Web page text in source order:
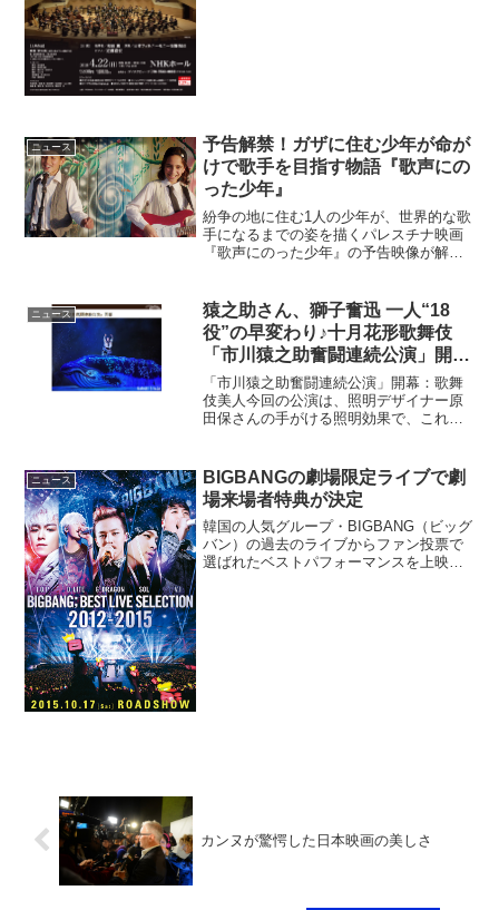
ニュース
予告解禁！ガザに住む少年が命が
けで歌手を目指す物語『歌声にの
った少年』
紛争の地に住む1人の少年が、世界的な歌
手になるまでの姿を描くパレスチナ映画
『歌声にのった少年』の予告映像が解禁
争の絶えないパレスチナ・ガザ地区で暮
らすムハンマド少年。彼...
ニュース
猿之助さん、獅子奮迅 一人“18
役”の早変わり♪十月花形歌舞伎
「市川猿之助奮闘連続公演」開
幕！
「市川猿之助奮闘連続公演」開幕：歌舞
伎美人今回の公演は、照明デザイナー原
田保さんの手がける照明効果で、これま
代猿之助四十八撰の内『獨道中五十三
驛』では、猿之助さんが七里...
ニュース
BIGBANGの劇場限定ライブで劇
場来場者特典が決定
韓国の人気グループ・BIGBANG（ビッグ
バン）の過去のライブからファン投票で
選ばれたベストパフォーマンスを上映す
カンヌが驚愕した日本映画の美しさ